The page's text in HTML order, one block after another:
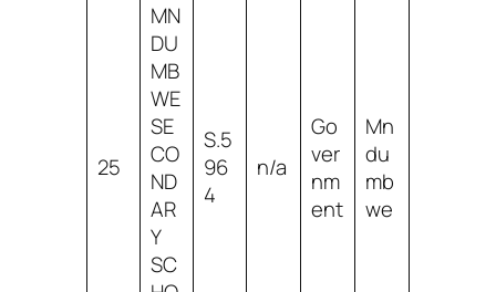
25
MN
DU
MB
WE
SE
CO
ND
AR
Y
SC
S.5
96
4
n/a
Go
ver
nm
ent
Mn
du
mb
we